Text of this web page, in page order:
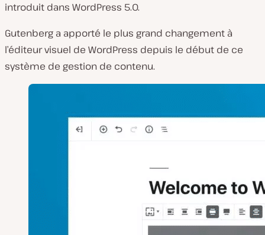
introduit dans WordPress 5.0.
Gutenberg a apporté le plus grand changement à
l’éditeur visuel de WordPress depuis le début de ce
système de gestion de contenu.